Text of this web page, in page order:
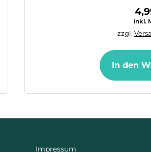
inkl.
zzgl.
In den
Impressum